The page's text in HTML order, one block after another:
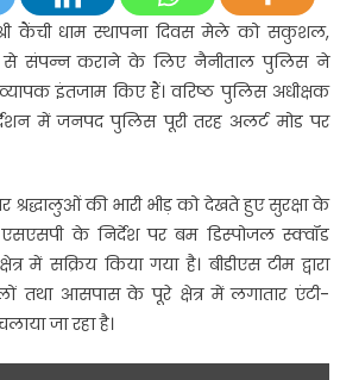
भीड़
के
बीच
पुलिस
सतर्क,
में
सुरक्षा
के
विशेष
श्री कैंची धाम स्थापना दिवस मेले को सकुशल,
से संपन्न कराने के लिए नैनीताल पुलिस ने
इंतजाम किए हैं। वरिष्ठ पुलिस अधीक्षक
में जनपद पुलिस पूरी तरह अलर्ट मोड पर
की भारी भीड़ को देखते हुए सुरक्षा के
के निर्देश पर बम डिस्पोजल स्क्वॉड
में सक्रिय किया गया है। बीडीएस टीम द्वारा
तथा आसपास के पूरे क्षेत्र में लगातार एंटी-
जा रहा है।